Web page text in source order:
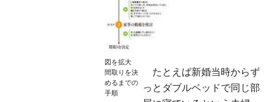
図を拡大
間取りを決
めるまでの
手順
たとえば新婚当時からず
っとダブルベッドで同じ部